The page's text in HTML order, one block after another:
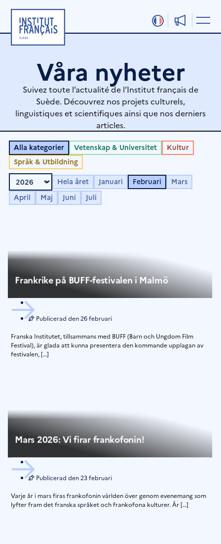
innehåll
Våra nyheter
Suivez toute l’actualité de l’Institut français de
Suède. Découvrez nos projets culturels,
linguistiques et scientifiques ainsi que nos derniers
articles.
Alla kategorier Vetenskap & Universitet
Kultur
Språk & Utbildning
Hela året Januari Februari
Mars
April
Maj Juni Juli
Frankrike på BUFF-festivalen i Malmö
Publicerad den 26 februari
Franska Institutet, tillsammans med BUFF (Barn och Ungdom Film
Festival), är glada att kunna presentera den kommande upplagan av
festivalen, […]
Mars 2026: Vi firar frankofonin!
Publicerad den 23 februari
Varje år i mars firas frankofonin världen över genom evenemang som
lyfter fram det franska språket och frankofona kulturer. År […]